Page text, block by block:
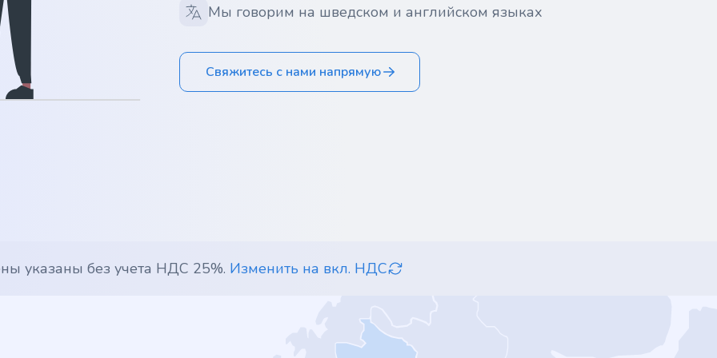
Мы говорим на шведском и английском языках
Свяжитесь с нами напрямую
указаны без учета НДС 25%. Изменить на вкл. НДС